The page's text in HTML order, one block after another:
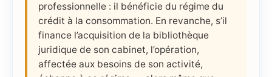
professionnelle : il bénéficie du régime du
crédit à la consommation. En revanche, s’il
finance l’acquisition de la bibliothèque
juridique de son cabinet, l’opération,
affectée aux besoins de son activité,